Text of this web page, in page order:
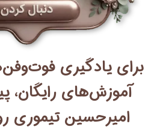
برای یادگیری
آموزش‌های رایگان،
امیرحسین تیموری